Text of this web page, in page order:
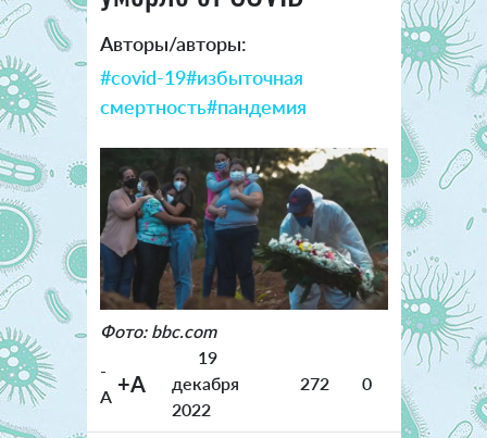
Авторы/авторы:
#covid-19#избыточная
смертность#пандемия
Фото: bbc.com
-
A +A
19
декабря
2022
272 0